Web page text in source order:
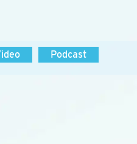
Podcast